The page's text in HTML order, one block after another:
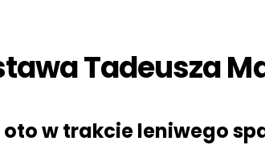
Tadeusza
w trakcie leniwego